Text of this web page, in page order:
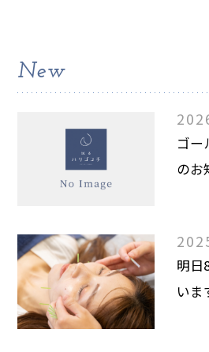
New
ゴー
のお
明
いま